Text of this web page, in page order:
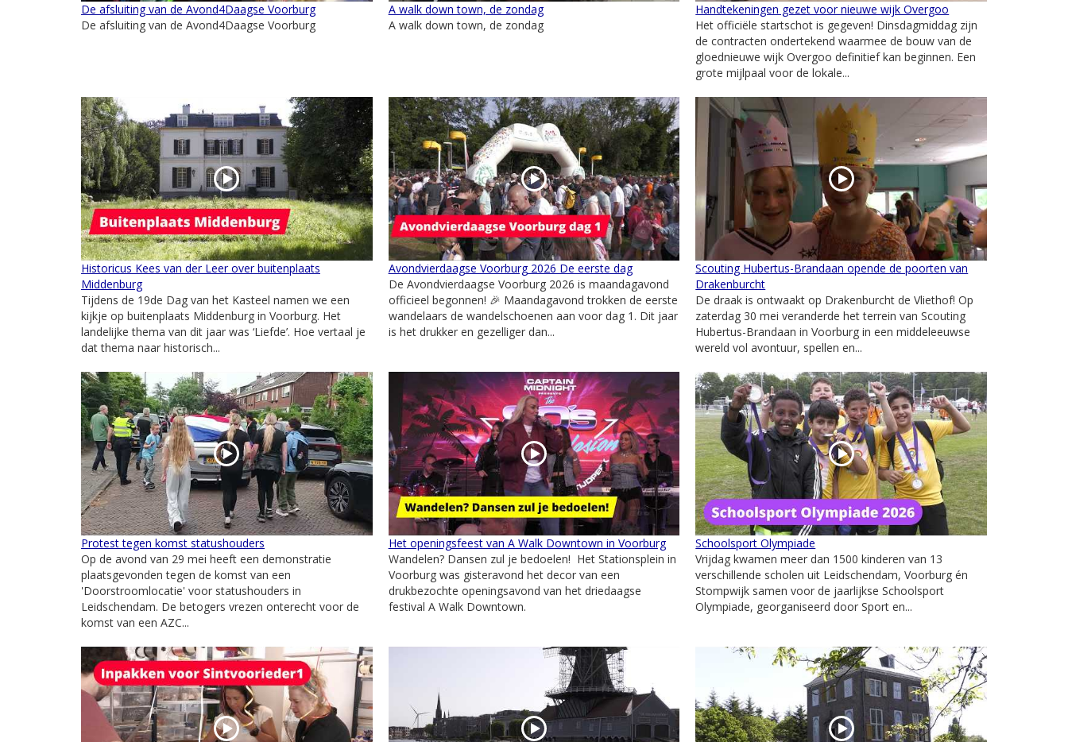
De afsluiting van de Avond4Daagse Voorburg
De afsluiting van de Avond4Daagse Voorburg
A walk down town, de zondag
A walk down town, de zondag
Handtekeningen gezet voor nieuwe wijk Overgoo
Het officiële startschot is gegeven! Dinsdagmiddag zijn
de contracten ondertekend waarmee de bouw van de
gloednieuwe wijk Overgoo definitief kan beginnen. Een
grote mijlpaal voor de lokale...
Historicus Kees van der Leer over buitenplaats
Middenburg
Tijdens de 19de Dag van het Kasteel namen we een
kijkje op buitenplaats Middenburg in Voorburg. Het
landelijke thema van dit jaar was ‘Liefde’. Hoe vertaal je
dat thema naar historisch...
Avondvierdaagse Voorburg 2026 De eerste dag
De Avondvierdaagse Voorburg 2026 is maandagavond
officieel begonnen! 🎉 Maandagavond trokken de eerste
wandelaars de wandelschoenen aan voor dag 1. Dit jaar
is het drukker en gezelliger dan...
Scouting Hubertus-Brandaan opende de poorten van
Drakenburcht
De draak is ontwaakt op Drakenburcht de Vliethof! Op
zaterdag 30 mei veranderde het terrein van Scouting
Hubertus-Brandaan in Voorburg in een middeleeuwse
wereld vol avontuur, spellen en...
Protest tegen komst statushouders
Op de avond van 29 mei heeft een demonstratie
plaatsgevonden tegen de komst van een
'Doorstroomlocatie' voor statushouders in
Leidschendam. De betogers vrezen onterecht voor de
komst van een AZC...
Het openingsfeest van A Walk Downtown in Voorburg
Wandelen? Dansen zul je bedoelen! Het Stationsplein in
Voorburg was gisteravond het decor van een
drukbezochte openingsavond van het driedaagse
festival A Walk Downtown.
Schoolsport Olympiade
Vrijdag kwamen meer dan 1500 kinderen van 13
verschillende scholen uit Leidschendam, Voorburg én
Stompwijk samen voor de jaarlijkse Schoolsport
Olympiade, georganiseerd door Sport en...